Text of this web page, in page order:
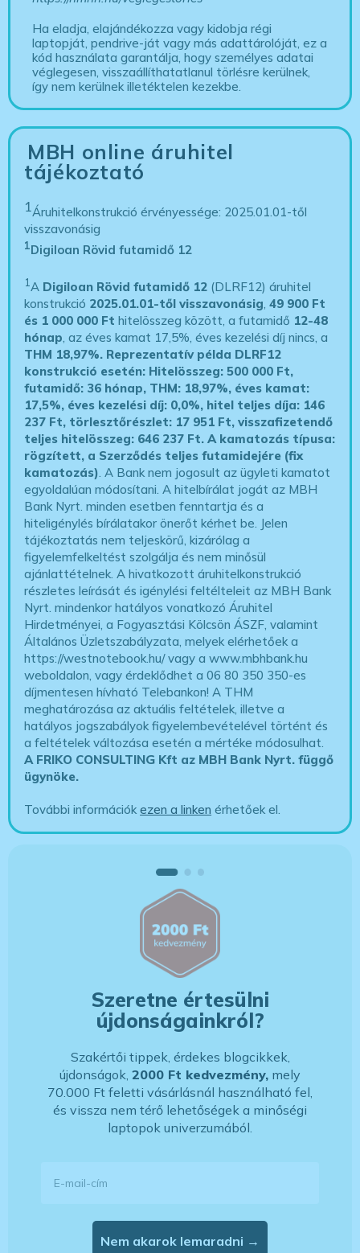
Ha eladja, elajándékozza vagy kidobja régi
laptopját, pendrive-ját vagy más adattárolóját, ez a
kód használata garantálja, hogy személyes adatai
véglegesen, visszaállíthatatlanul törlésre kerülnek,
így nem kerülnek illetéktelen kezekbe.
MBH online áruhitel
tájékoztató
1Áruhitelkonstrukció érvényessége: 2025.01.01-től
visszavonásig
1Digiloan Rövid futamidő 12
1A Digiloan Rövid futamidő 12 (DLRF12) áruhitel
konstrukció 2025.01.01-től visszavonásig,49 900 Ft
és 1 000 000 Ft hitelösszeg között, a futamidő 12-48
hónap, az éves kamat 17,5%, éves kezelési díj nincs, a
THM 18,97%. Reprezentatív példa DLRF12
konstrukció esetén: Hitelösszeg: 500 000 Ft,
futamidő: 36 hónap, THM: 18,97%, éves kamat:
17,5%, éves kezelési díj: 0,0%, hitel teljes díja: 146
237 Ft, törlesztőrészlet: 17 951 Ft, visszafizetendő
teljes hitelösszeg: 646 237 Ft.A kamatozás típusa:
rögzített, a Szerződés teljes futamidejére (fix
kamatozás). A Bank nem jogosult az ügyleti kamatot
egyoldalúan módosítani. A hitelbírálat jogát az MBH
Bank Nyrt. minden esetben fenntartja és a
hiteligénylés bírálatakor önerőt kérhet be. Jelen
tájékoztatás nem teljeskörű, kizárólag a
figyelemfelkeltést szolgálja és nem minősül
ajánlattételnek. A hivatkozott áruhitelkonstrukció
részletes leírását és igénylési feltélteleit az MBH Bank
Nyrt. mindenkor hatályos vonatkozó Áruhitel
Hirdetményei, a Fogyasztási Kölcsön ÁSZF, valamint
Általános Üzletszabályzata, melyek elérhetőek a
https://westnotebook.hu/vagy a www.mbhbank.hu
weboldalon, vagy érdeklődhet a 06 80 350 350-es
díjmentesen hívható Telebankon! A THM
meghatározása az aktuális feltételek, illetve a
hatályos jogszabályok figyelembevételével történt és
a feltételek változása esetén a mértéke módosulhat.
A FRIKO CONSULTING Kft az MBH Bank Nyrt. függő
ügynöke.
További információkezen a linken érhetőek el.
Szeretne értesülni
újdonságainkról?
Szakértői tippek, érdekes blogcikkek,
újdonságok, 2000 Ft kedvezmény, mely
70.000 Ft feletti vásárlásnál használható fel,
és vissza nem térő lehetőségek a minőségi
laptopok univerzumából.
Nem akarok lemaradni →